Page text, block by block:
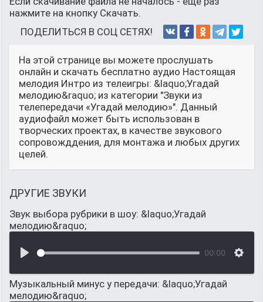
нажмите на кнопку Скачать.
ПОДЕЛИТЬСЯ В СОЦ СЕТЯХ!
На этой странице вы можете прослушать
онлайн и скачать бесплатно аудио Настоящая
мелодия Интро из телеигры: &laquo;Угадай
мелодию&raquo; из категории "Звуки из
телепередачи «Угадай мелодию»". Данный
аудиофайл может быть использован в
творческих проектах, в качестве звукового
сопровожддения, для монтажа и любых других
целей.
ДРУГИЕ ЗВУКИ
Звук выбора рубрики в шоу: &laquo;Угадай
мелодию&raquo;
00:00
Музыкальный минус у передачи: &laquo;Угадай
мелодию&raquo;